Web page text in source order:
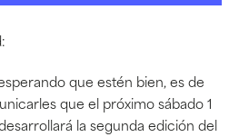
que estén bien, es de
que el próximo sábado 1
la segunda edición del